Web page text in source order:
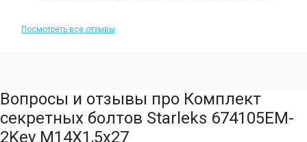
Посмотреть все отзывы
Вопросы и отзывы про Комплект
секретных болтов Starleks 674105EM-
2Key M14X1,5х27